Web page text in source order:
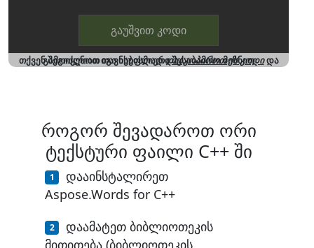
გაუშვით კოდი
თქვენ შეგიძლიათ თავისუფლადდააკოპიროთ ეს კოდი
და გამოიყენოთ იგი ნებისმიერი შესაბამისი მიზნით
როგორ შევადაროთ ორი
ტექსტური ფაილი C++ ში
დააინსტალირეთ
Aspose.Words for C++
დაამატეთ ბიბლიოთეკის
მითითება (ბიბლიოთეკის